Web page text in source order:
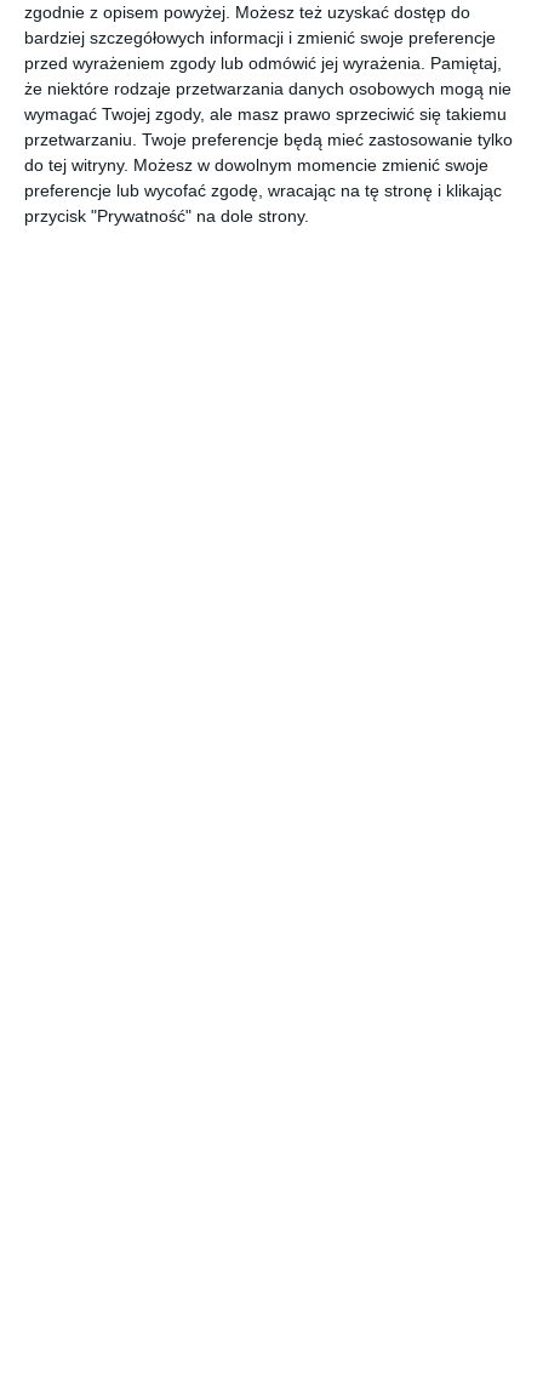
zgodnie z opisem powyżej. Możesz też uzyskać dostęp do
bardziej szczegółowych informacji i zmienić swoje preferencje
przed wyrażeniem zgody lub odmówić jej wyrażenia.
Pamiętaj,
że niektóre rodzaje przetwarzania danych osobowych mogą nie
wymagać Twojej zgody, ale masz prawo sprzeciwić się takiemu
przetwarzaniu. Twoje preferencje będą mieć zastosowanie tylko
do tej witryny. Możesz w dowolnym momencie zmienić swoje
preferencje lub wycofać zgodę, wracając na tę stronę i klikając
przycisk "Prywatność" na dole strony.
Seszele
Berjaya
Beau
Vallon
Bay
Resort &
Casino
6069 zł
za osobę
Bułgaria
Calimera
Ralitsa
Superior
1289 zł
za osobę
Chorwacja
Holiday
Village
Sagitta
(Omis)
2889 zł
za osobę
Meksyk
Bahia
Principe
Grand
Coba5829 zł
za osobę
Powyższe treści pochodzą z serwisu Wakacje.pl. więcej wakacji